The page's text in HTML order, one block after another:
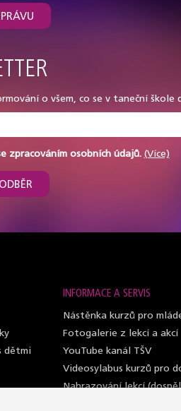
o všem, co se v taneční škole
zpracováním osobních údajů. (Více)
dětmi
INFORMACE A SERVIS
Nástěnka kurzů pro
Fotogalerie z lekcí a akcí
YouTube kanál TŠV
Videosylabus kurzů pro
Nahrazování lekcí